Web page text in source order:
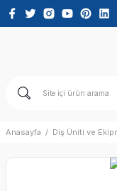
Anasayfa Diş Üniti ve